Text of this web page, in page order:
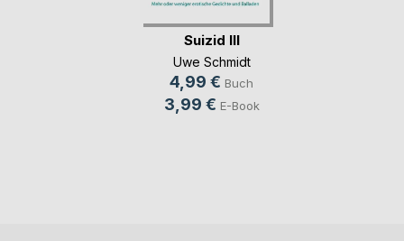
Suizid III
Uwe Schmidt
4,99 € Buch
3,99 € E-Book